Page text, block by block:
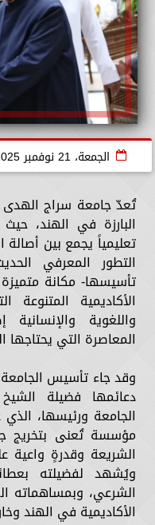
الجمعة، 21 نوفمبر 2025
تُعدّ جامعة سراج
البارزة في الهند،
تعليمياً يجمع بين
التطور المعرفي
تأسيسها- مكانة متميزة
الأكاديمية
واللغوية
المعاصرة التي
وقد جاء تأسيس
دعائمها فضيلة
الجامعة ورئيسها،
مؤسسة تُعنى بتخريج
الشريعة وقدرةٍ واعية
ويُشهد لفضيلته
الشرعي، وبمساهماته
الأكاديمية في الهند